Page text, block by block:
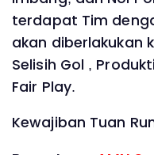
terdapat Tim
akan diberlakukan
Selisih Gol ,
Fair Play.
Kewajiban Tuan